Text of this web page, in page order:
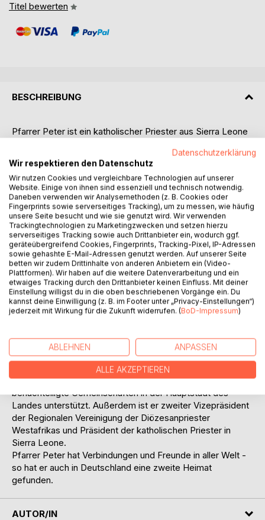
Titel bewerten
BESCHREIBUNG
Pfarrer Peter ist ein katholischer Priester aus Sierra Leone
seinem Land, der über 50.000 Todesopfer forderte und die
Hälfte der Bevölkerung des Landes vertrieb. Er wurde auf
dem Höhepunkt des Krieges zum Priester geweiht, diente
an der Front und entging nur knapp dem Tod während
mehrerer Angriffe, denen er durch die Militärjunta
ausgesetzt war, die das Land zwischen 1991 und 2002 in
ihrer Gewalt hielt. Pfarrer Peter schloss sich mit anderen
Kirchenführern zusammen, um den Interreligiösen Rat von
Sierra Leone (IRCSL) zu gründen, der eine entscheidende
Rolle bei der Beendigung des Konflikts spielte.
Als ein begnadeter Redner gehörte auch zu der Delegation,
die sich an die Vereinten Nationen wandte, um um
Intervention in dem Krieg zu bitten, der sich zum
schlimmsten in der Geschichte Sierra Leones entwickelt
verschiedenen Funktionen tätig und schafft dabei eine
außergewöhnliche Balance zwischen sozialer und
seelsorgerischer Arbeit. Er ist Geschäftsführer von Caritas
Freetown und leitet ein engagiertes Team, das
benachteiligte Gemeinschaften in der Hauptstadt des
Landes unterstützt. Außerdem ist er zweiter Vizepräsident
der Regionalen Vereinigung der Diözesanpriester
Westafrikas und Präsident der katholischen Priester in
Sierra Leone.
Pfarrer Peter hat Verbindungen und Freunde in aller Welt -
so hat er auch in Deutschland eine zweite Heimat
gefunden.
AUTOR/IN
Datenschutzerklärung
Wir respektieren den Datenschutz
Wir nutzen Cookies und vergleichbare Technologien auf unserer
Website. Einige von ihnen sind essenziell und technisch notwendig.
Daneben verwenden wir Analysemethoden (z. B. Cookies oder
Fingerprints sowie serverseitiges Tracking), um zu messen, wie häufig
unsere Seite besucht und wie sie genutzt wird. Wir verwenden
Trackingtechnologien zu Marketingzwecken und setzen hierzu
serverseitiges Tracking sowie auch Drittanbieter ein, wodurch ggf.
geräteübergreifend Cookies, Fingerprints, Tracking-Pixel, IP-Adressen
sowie gehashte E-Mail-Adressen genutzt werden. Auf unserer Seite
betten wir zudem Drittinhalte von anderen Anbietern ein (Video-
Plattformen). Wir haben auf die weitere Datenverarbeitung und ein
etwaiges Tracking durch den Drittanbieter keinen Einfluss. Mit deiner
Einstellung willigst du in die oben beschriebenen Vorgänge ein. Du
kannst deine Einwilligung (z. B. im Footer unter „Privacy-Einstellungen“)
jederzeit mit Wirkung für die Zukunft widerrufen. (BoD-Impressum)
ABLEHNEN ANPASSEN
ALLE AKZEPTIEREN